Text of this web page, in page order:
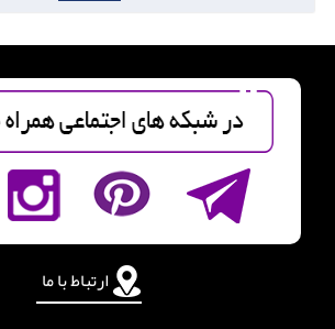
ارتباط با ما